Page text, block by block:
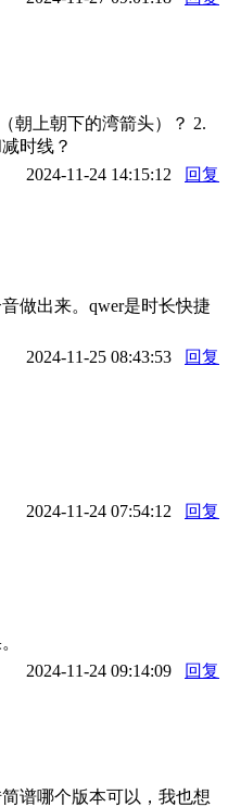
朝上朝下的湾箭头）？ 2.
时线？
2024-11-24 14:15:12
回复
做出来。qwer是时长快捷
2024-11-25 08:43:53
回复
2024-11-24 07:54:12
回复
2024-11-24 09:14:09
回复
谱哪个版本可以，我也想